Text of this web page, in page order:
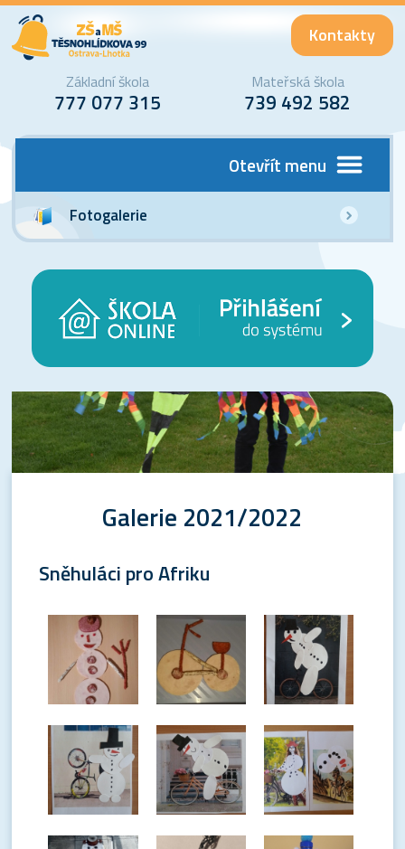
Kontakty
Základní škola
777 077 315
Mateřská škola
739 492 582
Otevřít menu
Fotogalerie
Galerie 2021/2022
Sněhuláci pro Afriku